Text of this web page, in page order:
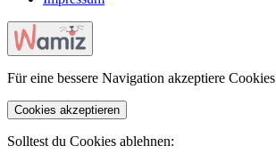
Für eine bessere Navigation akzeptiere Cookies
Cookies akzeptieren
Solltest du Cookies ablehnen: